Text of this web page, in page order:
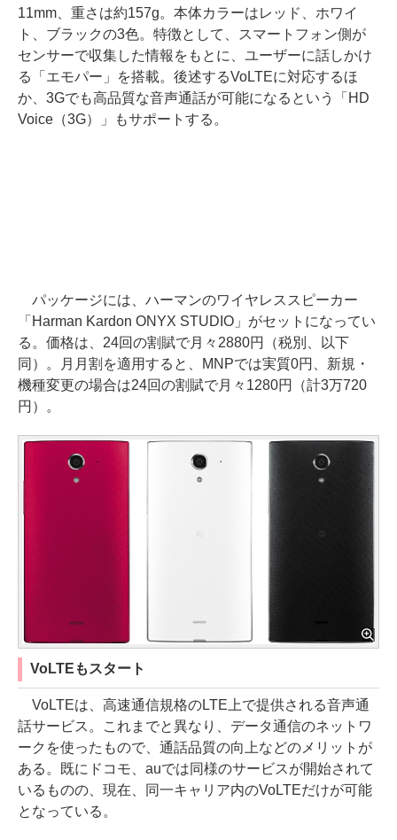
11mm、重さは約157g。本体カラーはレッド、ホワイ
ト、ブラックの3色。特徴として、スマートフォン側が
センサーで収集した情報をもとに、ユーザーに話しかけ
る「エモパー」を搭載。後述するVoLTEに対応するほ
か、3Gでも高品質な音声通話が可能になるという「HD
Voice（3G）」もサポートする。
パッケージには、ハーマンのワイヤレススピーカー
「Harman Kardon ONYX STUDIO」がセットになってい
る。価格は、24回の割賦で月々2880円（税別、以下
同）。月月割を適用すると、MNPでは実質0円、新規・
機種変更の場合は24回の割賦で月々1280円（計3万720
円）。
VoLTEもスタート
VoLTEは、高速通信規格のLTE上で提供される音声通
話サービス。これまでと異なり、データ通信のネットワ
ークを使ったもので、通話品質の向上などのメリットが
ある。既にドコモ、auでは同様のサービスが開始されて
いるものの、現在、同一キャリア内のVoLTEだけが可能
となっている。